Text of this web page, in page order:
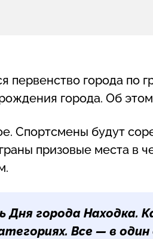
первенство города по
города. Об
Спортсмены будут
призовые места в
города Находка.
Все — в один